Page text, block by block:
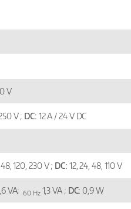
V
V ; DC: 12 A / 24 V DC
120, 230 V ; DC: 12, 24, 48, 110 V
VA;60 Hz 1,3 VA ; DC: 0,9 W